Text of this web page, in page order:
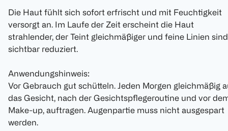
Die Haut fühlt sich sofort erfrischt und mit Feuchtigkeit
versorgt an. Im Laufe der Zeit erscheint die Haut
strahlender, der Teint gleichmäßiger und feine Linien sind
sichtbar reduziert.
Anwendungshinweis:
Vor Gebrauch gut schütteln. Jeden Morgen gleichmäßig
das Gesicht, nach der Gesichtspflegeroutine und vor
Make-up, auftragen. Augenpartie muss nicht ausgespart
werden.